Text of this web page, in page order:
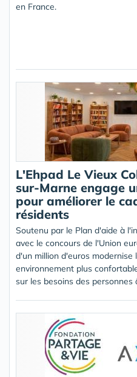
en France.
L'Ehpad Le Vieux
sur-Marne engage
pour améliorer le
résidents
Soutenu par le Plan d'aide à
avec le concours de l'Union
d'un million d'euros
environnement plus
sur les besoins des personnes